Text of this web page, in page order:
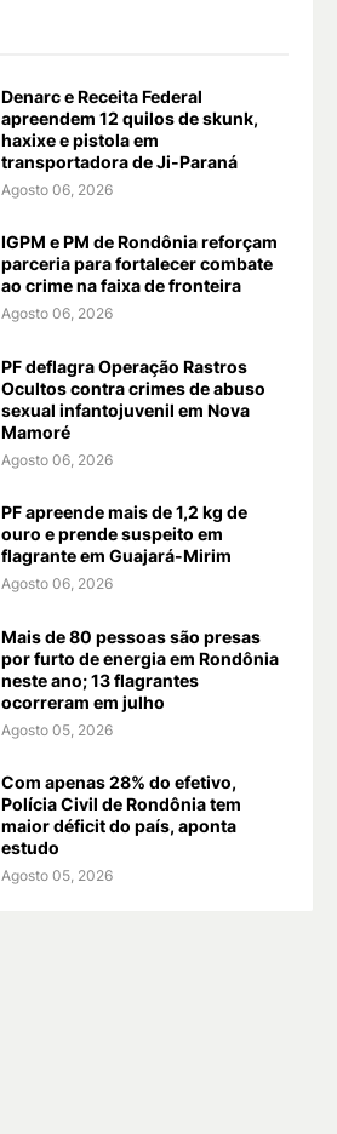
Denarc e Receita Federal
apreendem 12 quilos de skunk,
haxixe e pistola em
transportadora de Ji-Paraná
Agosto 06, 2026
IGPM e PM de Rondônia reforçam
parceria para fortalecer combate
ao crime na faixa de fronteira
Agosto 06, 2026
PF deflagra Operação Rastros
Ocultos contra crimes de abuso
sexual infantojuvenil em Nova
Mamoré
Agosto 06, 2026
PF apreende mais de 1,2 kg de
ouro e prende suspeito em
flagrante em Guajará-Mirim
Agosto 06, 2026
Mais de 80 pessoas são presas
por furto de energia em Rondônia
neste ano; 13 flagrantes
ocorreram em julho
Agosto 05, 2026
Com apenas 28% do efetivo,
Polícia Civil de Rondônia tem
maior déficit do país, aponta
estudo
Agosto 05, 2026